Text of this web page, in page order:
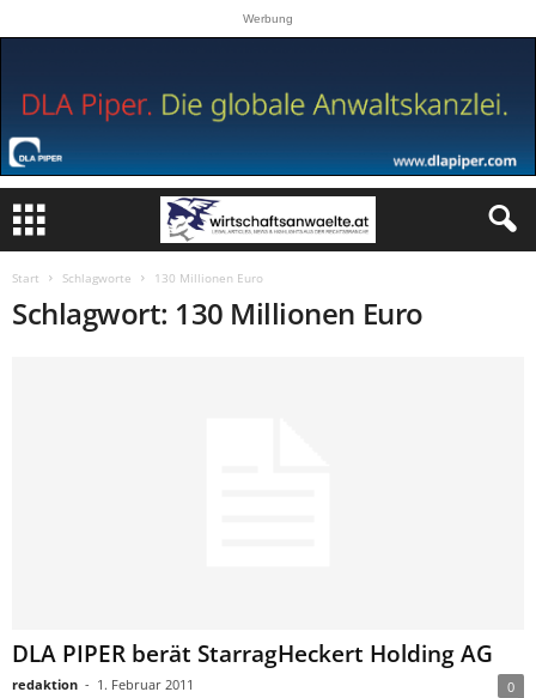
Werbung
Start Schlagworte 130 Millionen Euro
Schlagwort: 130 Millionen Euro
DLA PIPER berät StarragHeckert Holding AG
redaktion - 1. Februar 2011 0